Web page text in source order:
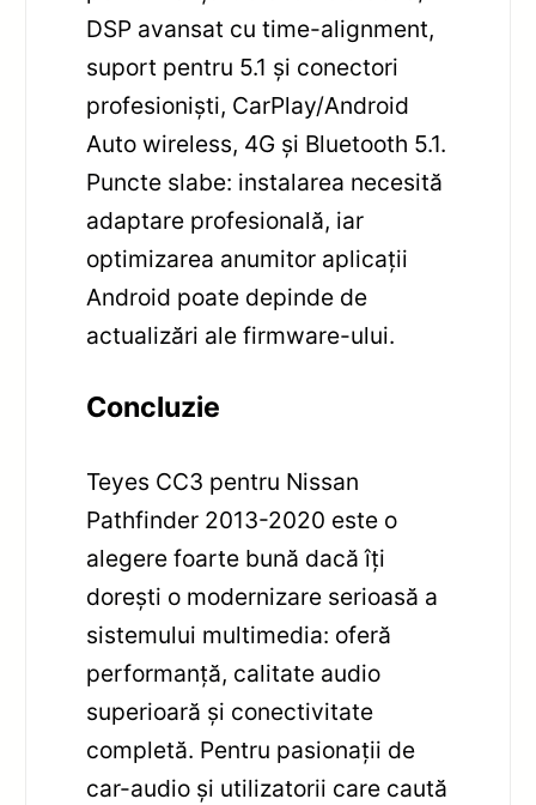
DSP avansat cu time-alignment,
suport pentru 5.1 și conectori
profesioniști, CarPlay/Android
Auto wireless, 4G și Bluetooth 5.1.
Puncte slabe: instalarea necesită
adaptare profesională, iar
optimizarea anumitor aplicații
Android poate depinde de
actualizări ale firmware-ului.
Concluzie
Teyes CC3 pentru Nissan
Pathfinder 2013-2020 este o
alegere foarte bună dacă îți
dorești o modernizare serioasă a
sistemului multimedia: oferă
performanță, calitate audio
superioară și conectivitate
completă. Pentru pasionații de
car-audio și utilizatorii care caută